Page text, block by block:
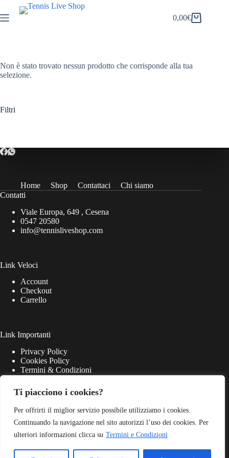
Ti piacciono i cookies?
Per offrirti il miglior servizio possibile utilizziamo i cookies.
Continuando la navigazione nel sito autorizzi l’uso dei cookies. Per
ulteriori informazioni clicca su Termini e Condizioni
al
contenuto
Carrello
0,00€
Non è stato trovato nessun prodotto che corrisponde alla tua
selezione.
Filtri
Home Shop Contattaci
Chi siamo
Contatti
Viale Europa, 649 , Cesena
0547 20580
info@tennisliveshop.com
Link Veloci
Account
Checkout
Carrello
Link Importanti
Privacy Policy
Cookies Policy
Termini & Condizioni